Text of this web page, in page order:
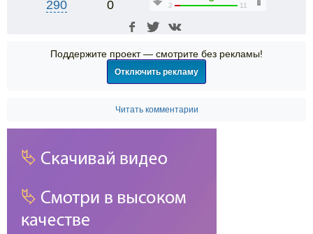
290 0 2 11
Поддержите проект — смотрите без рекламы!
Отключить рекламу
Читать комментарии